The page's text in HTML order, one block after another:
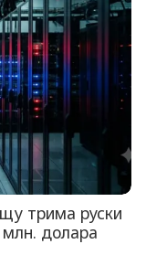
трима руски
млн. долара